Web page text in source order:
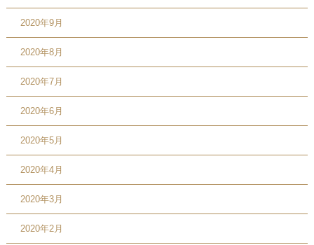
2020年9月
2020年8月
2020年7月
2020年6月
2020年5月
2020年4月
2020年3月
2020年2月